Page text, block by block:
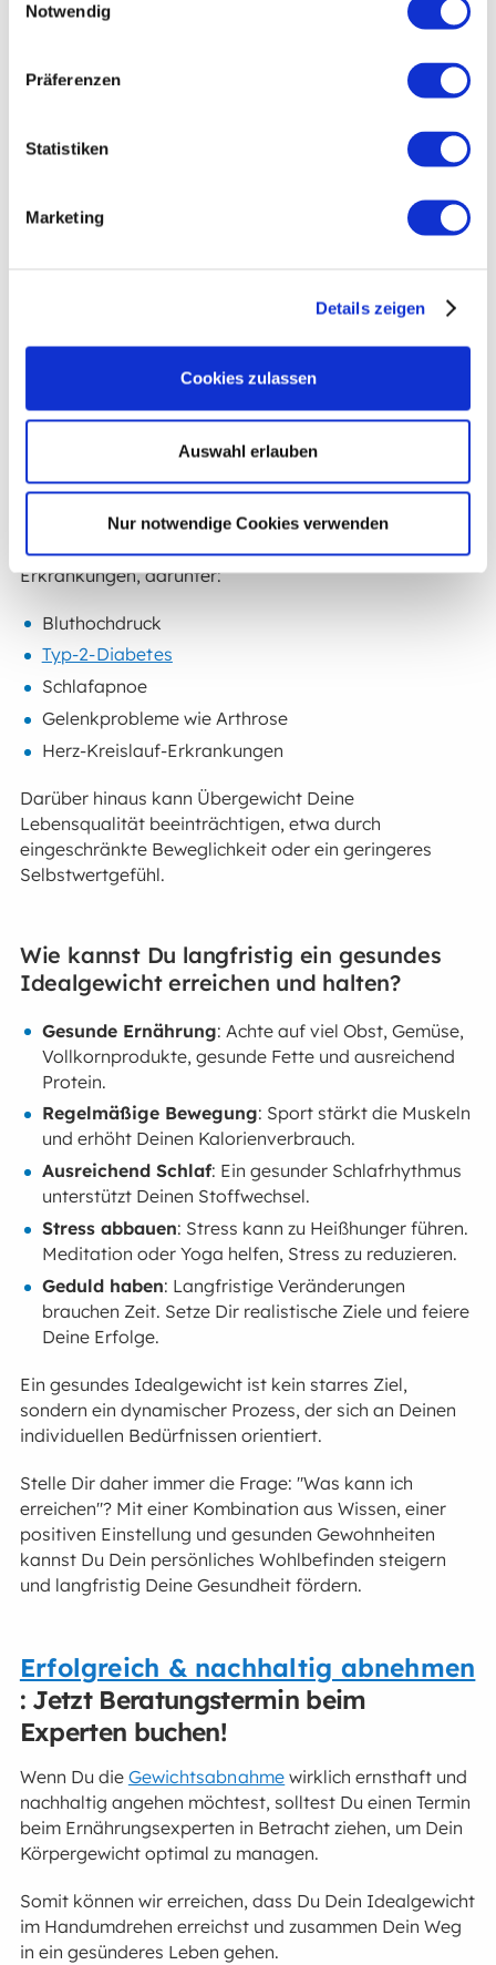
Notwendig
Präferenzen
Statistiken
Marketing
Details zeigen
Cookies zulassen
Auswahl erlauben
Nur notwendige Cookies verwenden
das Herz und senkt den Blutdruck.
Das Risiko für Typ-2-Diabetes kann
Gelenke:
Weniger Gewicht reduziert die Belastung
Body-Mass-Index:Das Halten eines gesunden
Body-Mass-Index (BMI) kann das Risiko
Welche gesundheitlichen Risiken sind mit
Übergewicht verbunden?
Übergewicht erhöht das Risiko für eine Vielzahl von
Erkrankungen, darunter:
Bluthochdruck
Typ-2-Diabetes
Schlafapnoe
Gelenkprobleme wie Arthrose
Herz-Kreislauf-Erkrankungen
Darüber hinaus kann Übergewicht Deine
Lebensqualität beeinträchtigen, etwa durch
eingeschränkte Beweglichkeit oder ein geringeres
Selbstwertgefühl.
Wie kannst Du langfristig ein gesundes
Idealgewicht erreichen und halten?
Gesunde Ernährung: Achte auf viel Obst, Gemüse,
Vollkornprodukte, gesunde Fette und ausreichend
Protein.
Regelmäßige Bewegung: Sport stärkt die Muskeln
und erhöht Deinen Kalorienverbrauch.
Ausreichend Schlaf: Ein gesunder Schlafrhythmus
unterstützt Deinen Stoffwechsel.
Stress abbauen: Stress kann zu Heißhunger führen.
Meditation oder Yoga helfen, Stress zu reduzieren.
Geduld haben: Langfristige Veränderungen
brauchen Zeit. Setze Dir realistische Ziele und feiere
Deine Erfolge.
Ein gesundes Idealgewicht ist kein starres Ziel,
sondern ein dynamischer Prozess, der sich an Deinen
individuellen Bedürfnissen orientiert.
Stelle Dir daher immer die Frage: "Was kann ich
erreichen"? Mit einer Kombination aus Wissen, einer
positiven Einstellung und gesunden Gewohnheiten
kannst Du Dein persönliches Wohlbefinden steigern
und langfristig Deine Gesundheit fördern.
Erfolgreich & nachhaltig abnehmen
: Jetzt Beratungstermin beim
Experten buchen!
Wenn Du die Gewichtsabnahme wirklich ernsthaft und
nachhaltig angehen möchtest, solltest Du einen Termin
beim Ernährungsexperten in Betracht ziehen, um Dein
Körpergewicht optimal zu managen.
Somit können wir erreichen, dass Du Dein Idealgewicht
im Handumdrehen erreichst und zusammen Dein Weg
in ein gesünderes Leben gehen.